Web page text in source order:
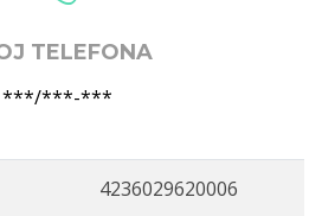
TELEFONA
***/***-***
4236029620006